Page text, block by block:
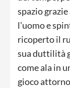
spazio
l’uomo e
ricoperto il
sua duttilità
come ala in
gioco